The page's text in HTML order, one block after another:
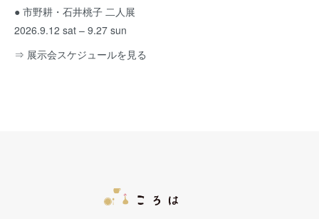
● 市野耕・石井桃子 二人展
2026.9.12 sat – 9.27 sun
⇒ 展示会スケジュールを見る